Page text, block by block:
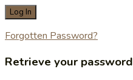
Forgotten Password?
Retrieve your password